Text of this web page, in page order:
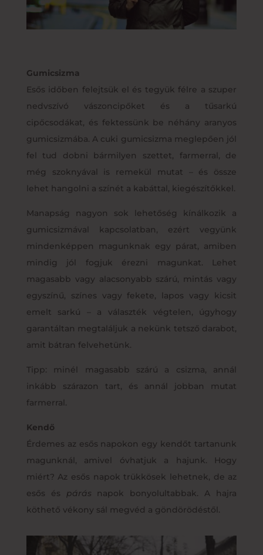
Gumicsizma
Esős időben felejtsük el és tegyük félre a szuper
nedvszívó vászoncipőket és a tűsarkú
cipőcsodákat, és fektessünk be néhány aranyos
gumicsizmába. A cuki gumicsizma meglepően jól
fel tud dobni bármilyen szettet, farmerral, de
még szoknyával is remekül mutat – és össze
lehet hangolni a színét a kabáttal, kiegészítőkkel.
Manapság nagyon sok lehetőség kínálkozik a
gumicsizmával kapcsolatban, ezért vegyünk
mindenképpen magunknak egy párat, amiben
mindig jól fogjuk érezni magunkat. Lehet
magasabb vagy alacsonyabb szárú, mintás vagy
egyszínű, színes vagy fekete, lapos vagy kicsit
emelt sarkú – a választék végtelen, úgyhogy
garantáltan megtaláljuk a nekünk tetsző darabot,
amit bátran felvehetünk.
Tipp: minél magasabb szárú a csizma, annál
inkább szárazon tart, és annál jobban mutat
farmerral.
Kendő
Érdemes az esős napokon egy kendőt tartanunk
magunknál, amivel óvhatjuk a hajunk. Hogy
miért? Az esős napok trükkösek lehetnek, de az
esős és párás napok bonyolultabbak. A hajra
köthető vékony sál megvéd a göndörödéstől.